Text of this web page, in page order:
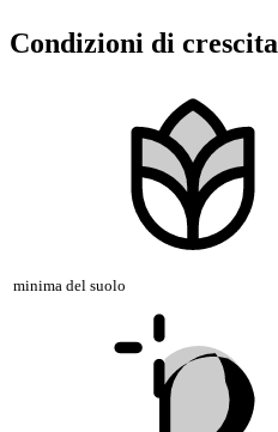
Condizioni di crescita
minima del suolo